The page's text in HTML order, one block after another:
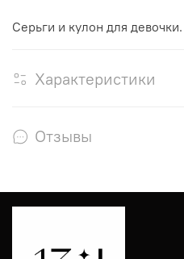
Серьги и кулон для девочки.
Характеристики
Отзывы